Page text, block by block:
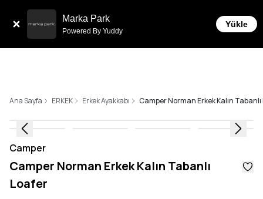
Marka Park
Powered By Yuddy
Yükle
Ana Sayfa ERKEK Erkek Ayakkabı Camper Norman Erkek Kalın
Camper
Camper Norman Erkek Kalın Tabanlı
Loafer